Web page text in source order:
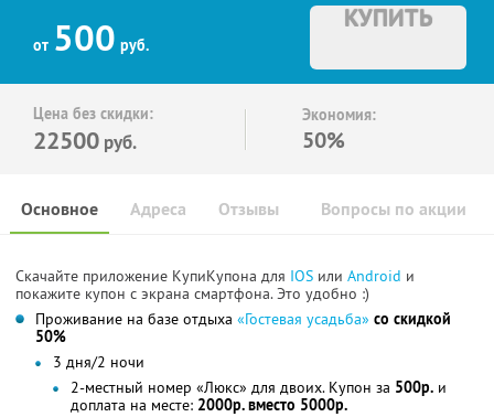
от 500 руб.
КУПИТЬ
Цена без скидки:
22500 руб.
Экономия:
50%
Основное Отзывы Вопросы по акции
Адреса
Скачайте приложение КупиКупона для IOS или Android и
покажите купон с экрана смартфона. Это удобно :)
Проживание на базе отдыха «Гостевая усадьба» со скидкой
50%
3 дня/2 ночи
2-местный номер «Люкс» для двоих. Купон за 500р. и
доплата на месте: 2000р. вместо 5000р.